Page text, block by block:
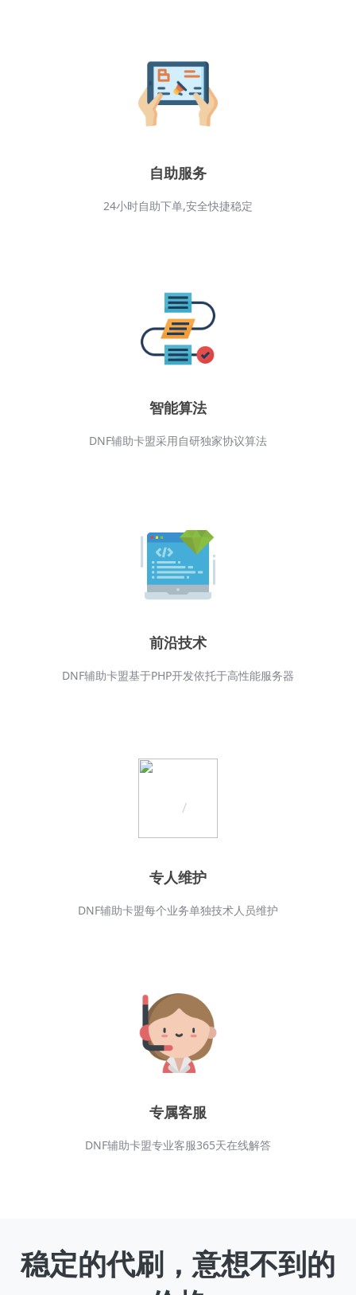
自助服务
24小时自助下单,安全快捷稳定
智能算法
DNF辅助卡盟采用自研独家协议算法
前沿技术
DNF辅助卡盟基于PHP开发依托于高性能服务器
专人维护
DNF辅助卡盟每个业务单独技术人员维护
专属客服
DNF辅助卡盟专业客服365天在线解答
稳定的代刷，意想不到的